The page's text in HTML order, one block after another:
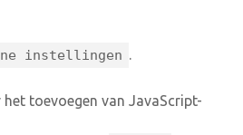
instellingen .
toevoegen van JavaScript-